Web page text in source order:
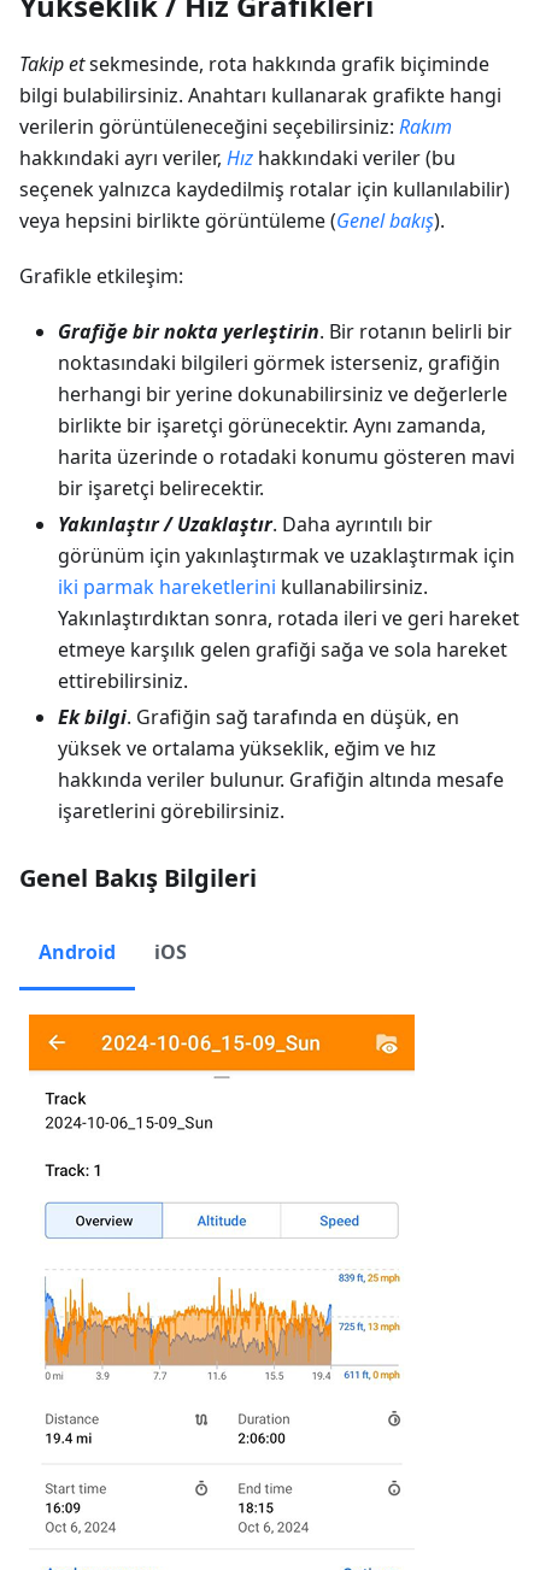
Takip etsekmesinde, rota hakkında grafik biçiminde
bilgi bulabilirsiniz. Anahtarı kullanarak grafikte hangi
verilerin görüntüleneceğini seçebilirsiniz: Rakım
hakkındaki ayrı veriler, Hız hakkındaki veriler (bu
seçenek yalnızca kaydedilmiş rotalar için kullanılabilir)
veya hepsini birlikte görüntüleme (Genel bakış).
Grafikle etkileşim:
Grafiğe bir nokta yerleştirin. Bir rotanın belirli bir
noktasındaki bilgileri görmek isterseniz, grafiğin
herhangi bir yerine dokunabilirsiniz ve değerlerle
birlikte bir işaretçi görünecektir. Aynı zamanda,
harita üzerinde o rotadaki konumu gösteren mavi
bir işaretçi belirecektir.
Yakınlaştır / Uzaklaştır. Daha ayrıntılı bir
görünüm için yakınlaştırmak ve uzaklaştırmak için
iki parmak hareketlerini kullanabilirsiniz.
Yakınlaştırdıktan sonra, rotada ileri ve geri hareket
etmeye karşılık gelen grafiği sağa ve sola hareket
ettirebilirsiniz.
Ek bilgi. Grafiğin sağ tarafında en düşük, en
yüksek ve ortalama yükseklik, eğim ve hız
hakkında veriler bulunur. Grafiğin altında mesafe
işaretlerini görebilirsiniz.
Genel Bakış Bilgileri
Android iOS